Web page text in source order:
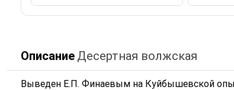
Описание Десертная волжская
Выведен Е.П. Финаевым на Куйбышевской